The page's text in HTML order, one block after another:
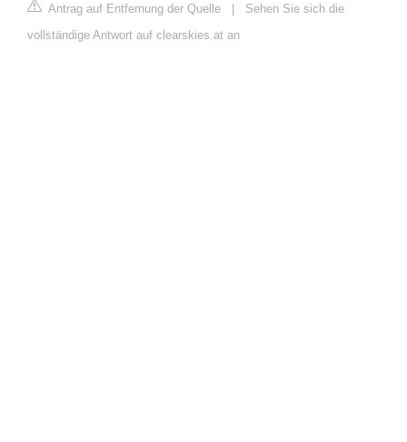
Antrag auf Entfernung der Quelle | Sehen Sie sich die
vollständige Antwort auf clearskies.at an